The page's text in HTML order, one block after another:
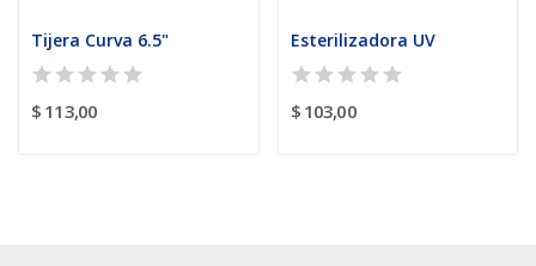
Tijera Curva 6.5"
$ 113,00
Esterilizadora UV
$ 103,00